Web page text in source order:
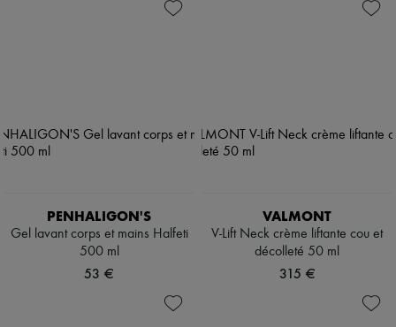
PENHALIGON'S
Gel lavant corps et mains Halfeti
500 ml
53 €
VALMONT
V-Lift Neck crème liftante cou et
décolleté 50 ml
315 €